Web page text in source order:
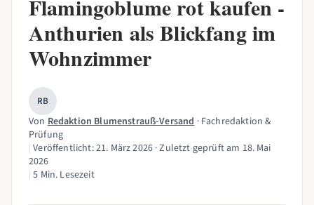
Flamingoblume rot kaufen -
Anthurien als Blickfang im
Wohnzimmer
RB
VonRedaktion Blumenstrauß-Versand· Fachredaktion &
Prüfung
Veröffentlicht:21. März 2026 · Zuletzt geprüft am 18. Mai
2026
5 Min. Lesezeit